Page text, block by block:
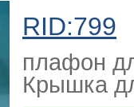
RID:799
плафон
Крышка